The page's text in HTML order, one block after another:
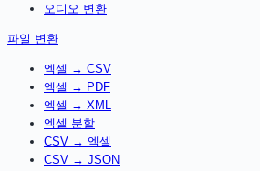
오디오 변환
파일 변환
엑셀 → CSV
엑셀 → PDF
엑셀 → XML
엑셀 분할
CSV → 엑셀
CSV → JSON